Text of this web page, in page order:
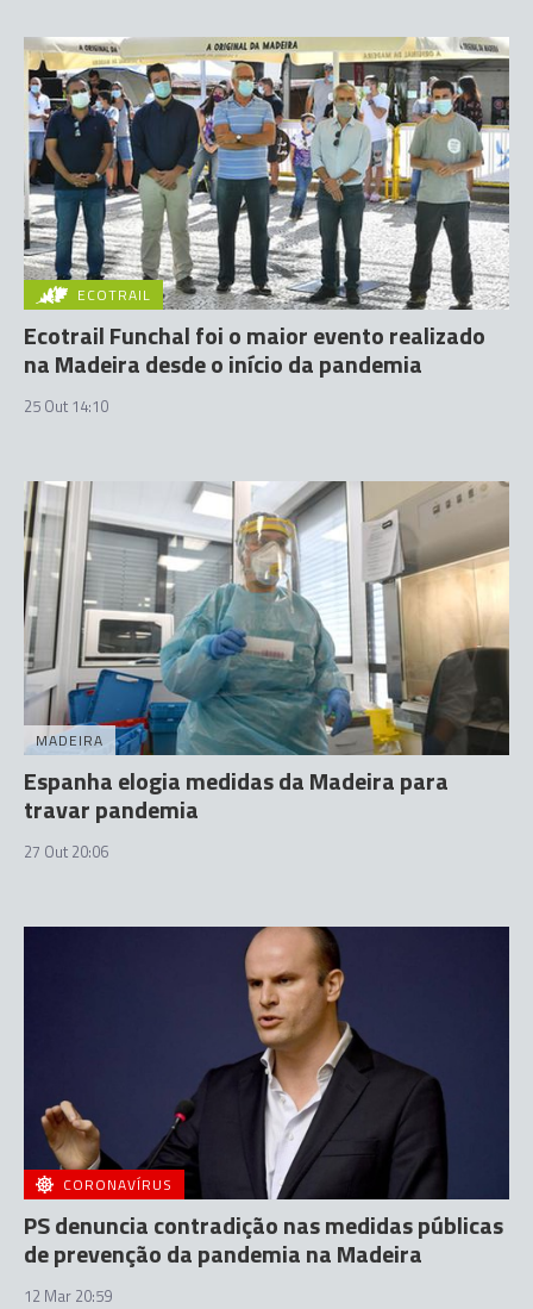
ECOTRAIL
Ecotrail Funchal foi o maior evento realizado
na Madeira desde o início da pandemia
25 Out 14:10
MADEIRA
Espanha elogia medidas da Madeira para
travar pandemia
27 Out 20:06
CORONAVÍRUS
PS denuncia contradição nas medidas públicas
de prevenção da pandemia na Madeira
12 Mar 20:59